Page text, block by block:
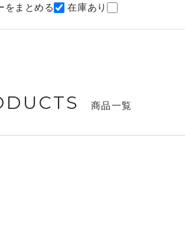
をまとめる 在庫あり
商品一覧